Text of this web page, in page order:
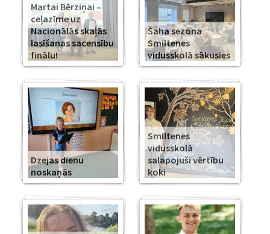
Martai Bērziņai –
ceļazīme uz
Nacionālās skaļās
lasīšanas sacensību
finālu!
Šaha sezona
Smiltenes
vidusskolā sākusies
Dzejas dienu
noskaņās
Smiltenes
vidusskolā
salapojuši vērtību
koki